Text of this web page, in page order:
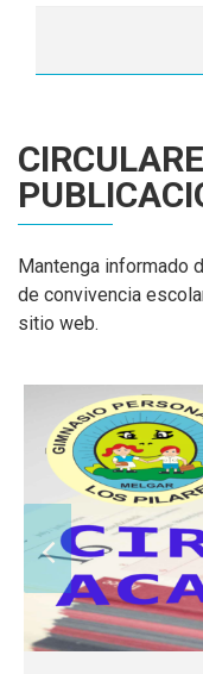
Mantenga informado
de convivencia
sitio web.